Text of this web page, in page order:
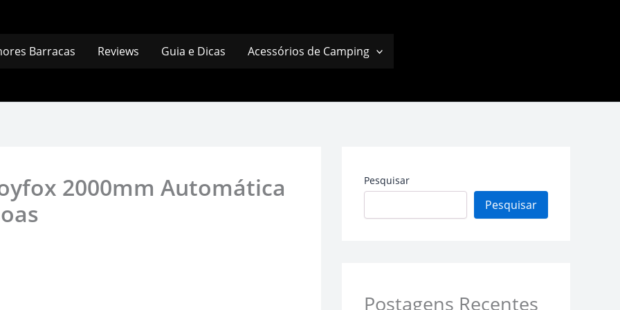
Barracas Reviews Guia e Dicas Acessórios de Camping
2000mm Automática
Pesquisar
Pesquisar
Postagens Recentes